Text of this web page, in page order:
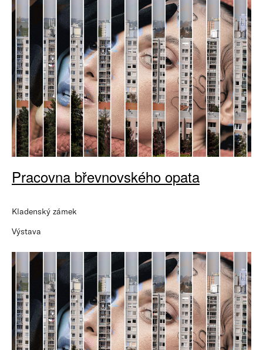
Pracovna břevnovského opata
Kladenský zámek
Výstava